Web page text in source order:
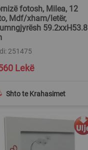
fotosh, Milea, 12
Mdf/xham/letër,
59.2xxH53.8
251475
Shto te Krahasimet
Lekë